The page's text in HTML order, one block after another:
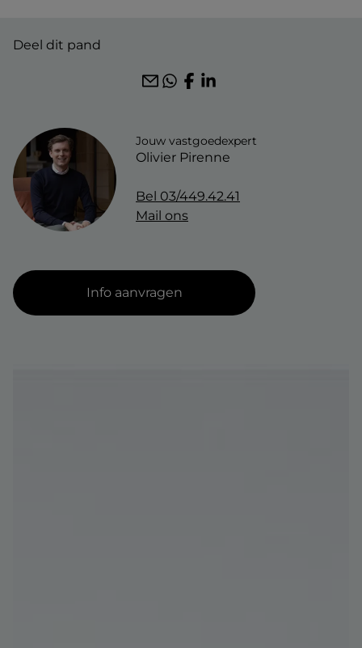
wonen-magazine
jobs
klantenlogin
Deel dit pand
Jouw vastgoedexpert
Olivier Pirenne
Bel 03/449.42.41
Mail ons
Info aanvragen